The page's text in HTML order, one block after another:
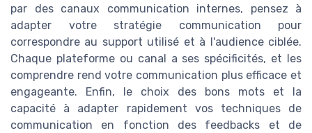
par des canaux communication internes, pensez à
adapter votre stratégie communication pour
correspondre au support utilisé et à l'audience ciblée.
Chaque plateforme ou canal a ses spécificités, et les
comprendre rend votre communication plus efficace et
engageante. Enfin, le choix des bons mots et la
capacité à adapter rapidement vos techniques de
communication en fonction des feedbacks et de